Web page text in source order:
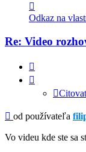
informácie
používateľa
-
filip
Odkaz na
Re: Video
Príspevok
od používateľa
Vo videu kde ste sa